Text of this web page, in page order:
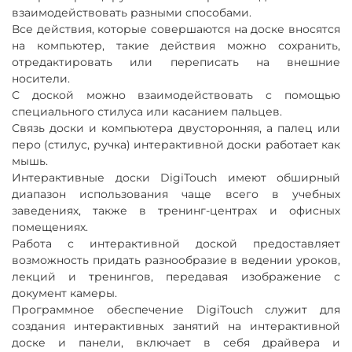
вниз.
автоматическое распознавание и оптимизация
геометрических фигур и многоугольников;
набор электронных математических
инструментов (циркуль, угольник, линейка,
транспортир)
инструмент "выбор фигуры" оснащен 24 видами;
распознавание рукописного текста (русский,
английский язык);
добавление гиперссылок к объектам;
придание объектам прозрачности;
вставка шаблонов и изображений в качестве
фона и использование галереи;
организация страниц;
сохранение файлов в различных форматах
(например, PDF или HTML);
сохранение страниц в виде отдельных файлов,
изображений (например, JPEG илиGIF);
настройка сетки на страницу;
широкий выбор инструментов рисования,
отличающихся по типу подключения, стилю
письма, типу пунктирных линий и т.п.;
отображение информации с эффектами
наложения теней и подсветки.
взаимодействовать разными способами.
Все действия, которые совершаются на доске вносятся
на компьютер, такие действия можно сохранить,
отредактировать или переписать на внешние
носители.
С доской можно взаимодействовать с помощью
специального стилуса или касанием пальцев.
Связь доски и компьютера двусторонняя, а палец или
перо (стилус, ручка) интерактивной доски работает как
мышь.
Интерактивные доски DigiTouch имеют обширный
диапазон использования чаще всего в учебных
заведениях, также в тренинг-центрах и офисных
помещениях.
Работа с интерактивной доской предоставляет
возможность придать разнообразие в ведении уроков,
лекций и тренингов, передавая изображение с
документ камеры.
Программное обеспечение DigiTouch служит для
создания интерактивных занятий на интерактивной
доске и панели, включает в себя драйвера и